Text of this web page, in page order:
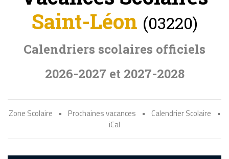
Saint-Léon (03220)
Calendriers scolaires officiels
2026-2027 et 2027-2028
Zone Scolaire • Prochaines vacances • Calendrier Scolaire
•
iCal